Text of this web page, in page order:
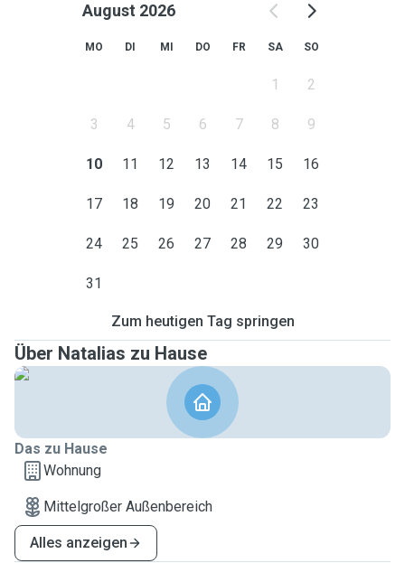
August 2026
MO DI MI DO FR SA SO
1 2
3 4 5 6 7 8 9
10 11 12 13 14 15 16
17 18 19 20 21 22 23
24 25 26 27 28 29 30
31
Zum heutigen Tag springen
Über Natalias zu Hause
Das zu Hause
Wohnung
Mittelgroßer Außenbereich
Alles anzeigen